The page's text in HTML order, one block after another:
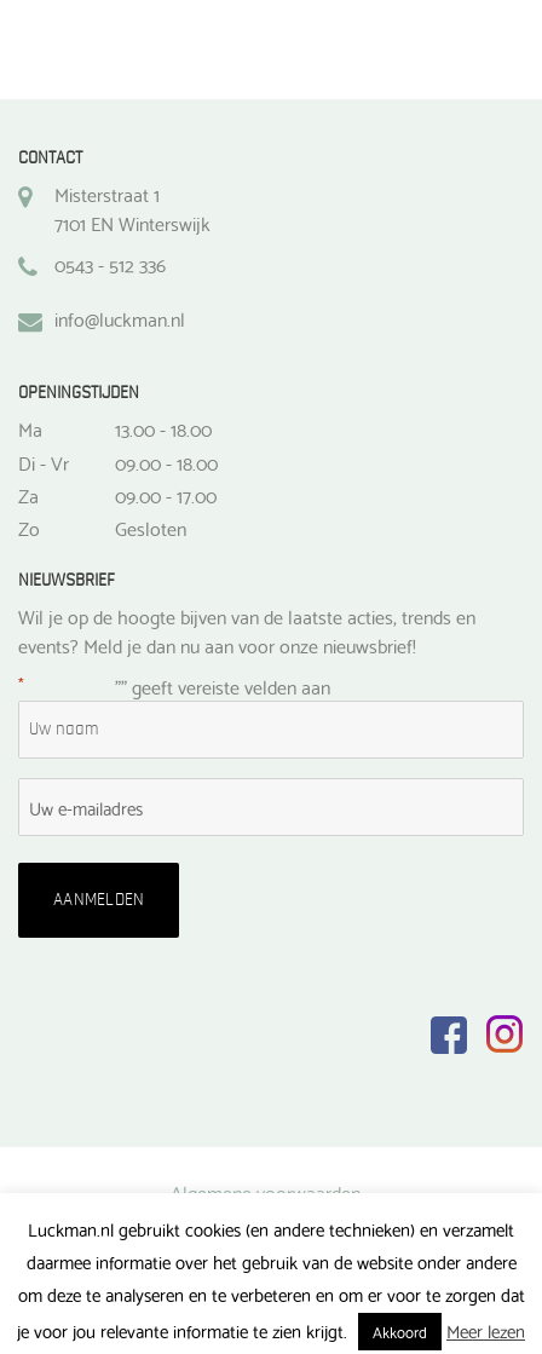
CONTACT
Misterstraat 1
7101 EN Winterswijk
0543 - 512 336
info@luckman.nl
OPENINGSTIJDEN
Ma
13.00 - 18.00
Di - Vr
09.00 - 18.00
Za
09.00 - 17.00
Zo
Gesloten
NIEUWSBRIEF
Wil je op de hoogte bijven van de laatste acties, trends en
events? Meld je dan nu aan voor onze nieuwsbrief!
"
* " geeft vereiste velden aan
Algemene voorwaarden
Privacy verklaring
Veel gestelde vragen
Luckman.nl gebruikt cookies (en andere technieken) en verzamelt
daarmee informatie over het gebruik van de website onder andere
om deze te analyseren en te verbeteren en om er voor te zorgen dat
je voor jou relevante informatie te zien krijgt.
Akkoord Meer lezen